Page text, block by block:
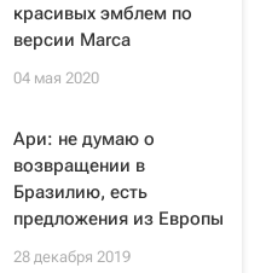
красивых эмблем по
версии Marca
04 мая 2020
Ари: не думаю о
возвращении в
Бразилию, есть
предложения из Европы
28 декабря 2019